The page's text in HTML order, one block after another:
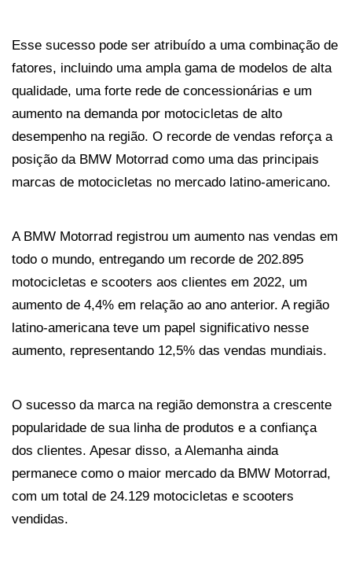
Esse sucesso pode ser atribuído a uma combinação de
fatores, incluindo uma ampla gama de modelos de alta
qualidade, uma forte rede de concessionárias e um
aumento na demanda por motocicletas de alto
desempenho na região. O recorde de vendas reforça a
posição da BMW Motorrad como uma das principais
marcas de motocicletas no mercado latino-americano.
A BMW Motorrad registrou um aumento nas vendas em
todo o mundo, entregando um recorde de 202.895
motocicletas e scooters aos clientes em 2022, um
aumento de 4,4% em relação ao ano anterior. A região
latino-americana teve um papel significativo nesse
aumento, representando 12,5% das vendas mundiais.
O sucesso da marca na região demonstra a crescente
popularidade de sua linha de produtos e a confiança
dos clientes. Apesar disso, a Alemanha ainda
permanece como o maior mercado da BMW Motorrad,
com um total de 24.129 motocicletas e scooters
vendidas.